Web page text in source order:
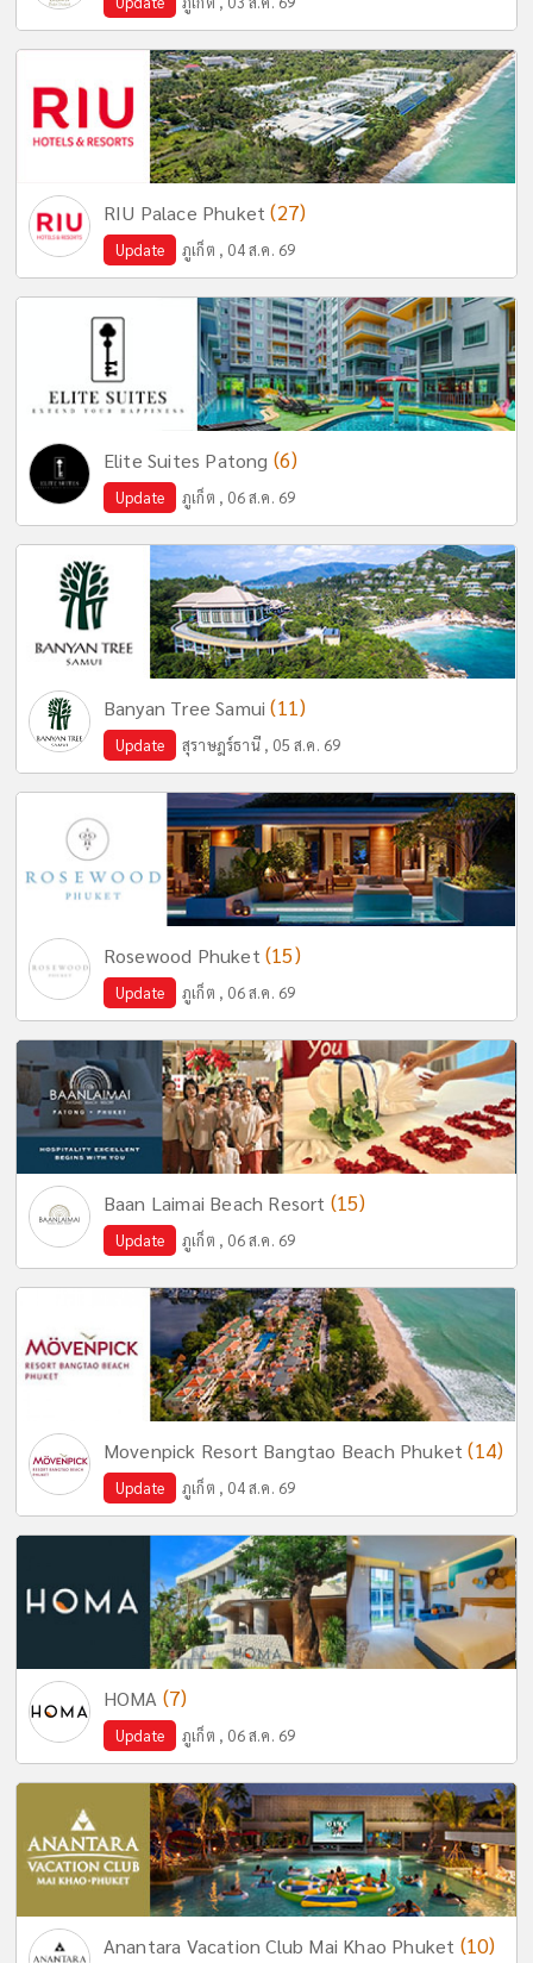
RIU Palace Phuket(27)
Update ภูเก็ต , 04 ส.ค. 69
Elite Suites Patong (6)
Update ภูเก็ต , 06 ส.ค. 69
Banyan Tree Samui(11)
Update สุราษฎร์ธานี , 05 ส.ค. 69
Rosewood Phuket (15)
Update ภูเก็ต , 06 ส.ค. 69
Baan Laimai Beach Resort (15)
Update ภูเก็ต , 06 ส.ค. 69
Movenpick Resort Bangtao Beach Phuket(14)
Update ภูเก็ต , 04 ส.ค. 69
HOMA (7)
Update ภูเก็ต , 06 ส.ค. 69
Anantara Vacation Club Mai Khao Phuket (10)